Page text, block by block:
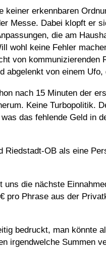
keiner erkennbaren
Messe. Dabei klopft er
die am
wohl keine Fehler
von kommunizierenden
abgelenkt von einem
nach 15 Minuten der
Keine Turbopolitik.
das fehlende Geld in
Riedstadt-OB als eine
die nächste
pro Phrase aus der
bedruckt, man könnte
irgendwelche Summen